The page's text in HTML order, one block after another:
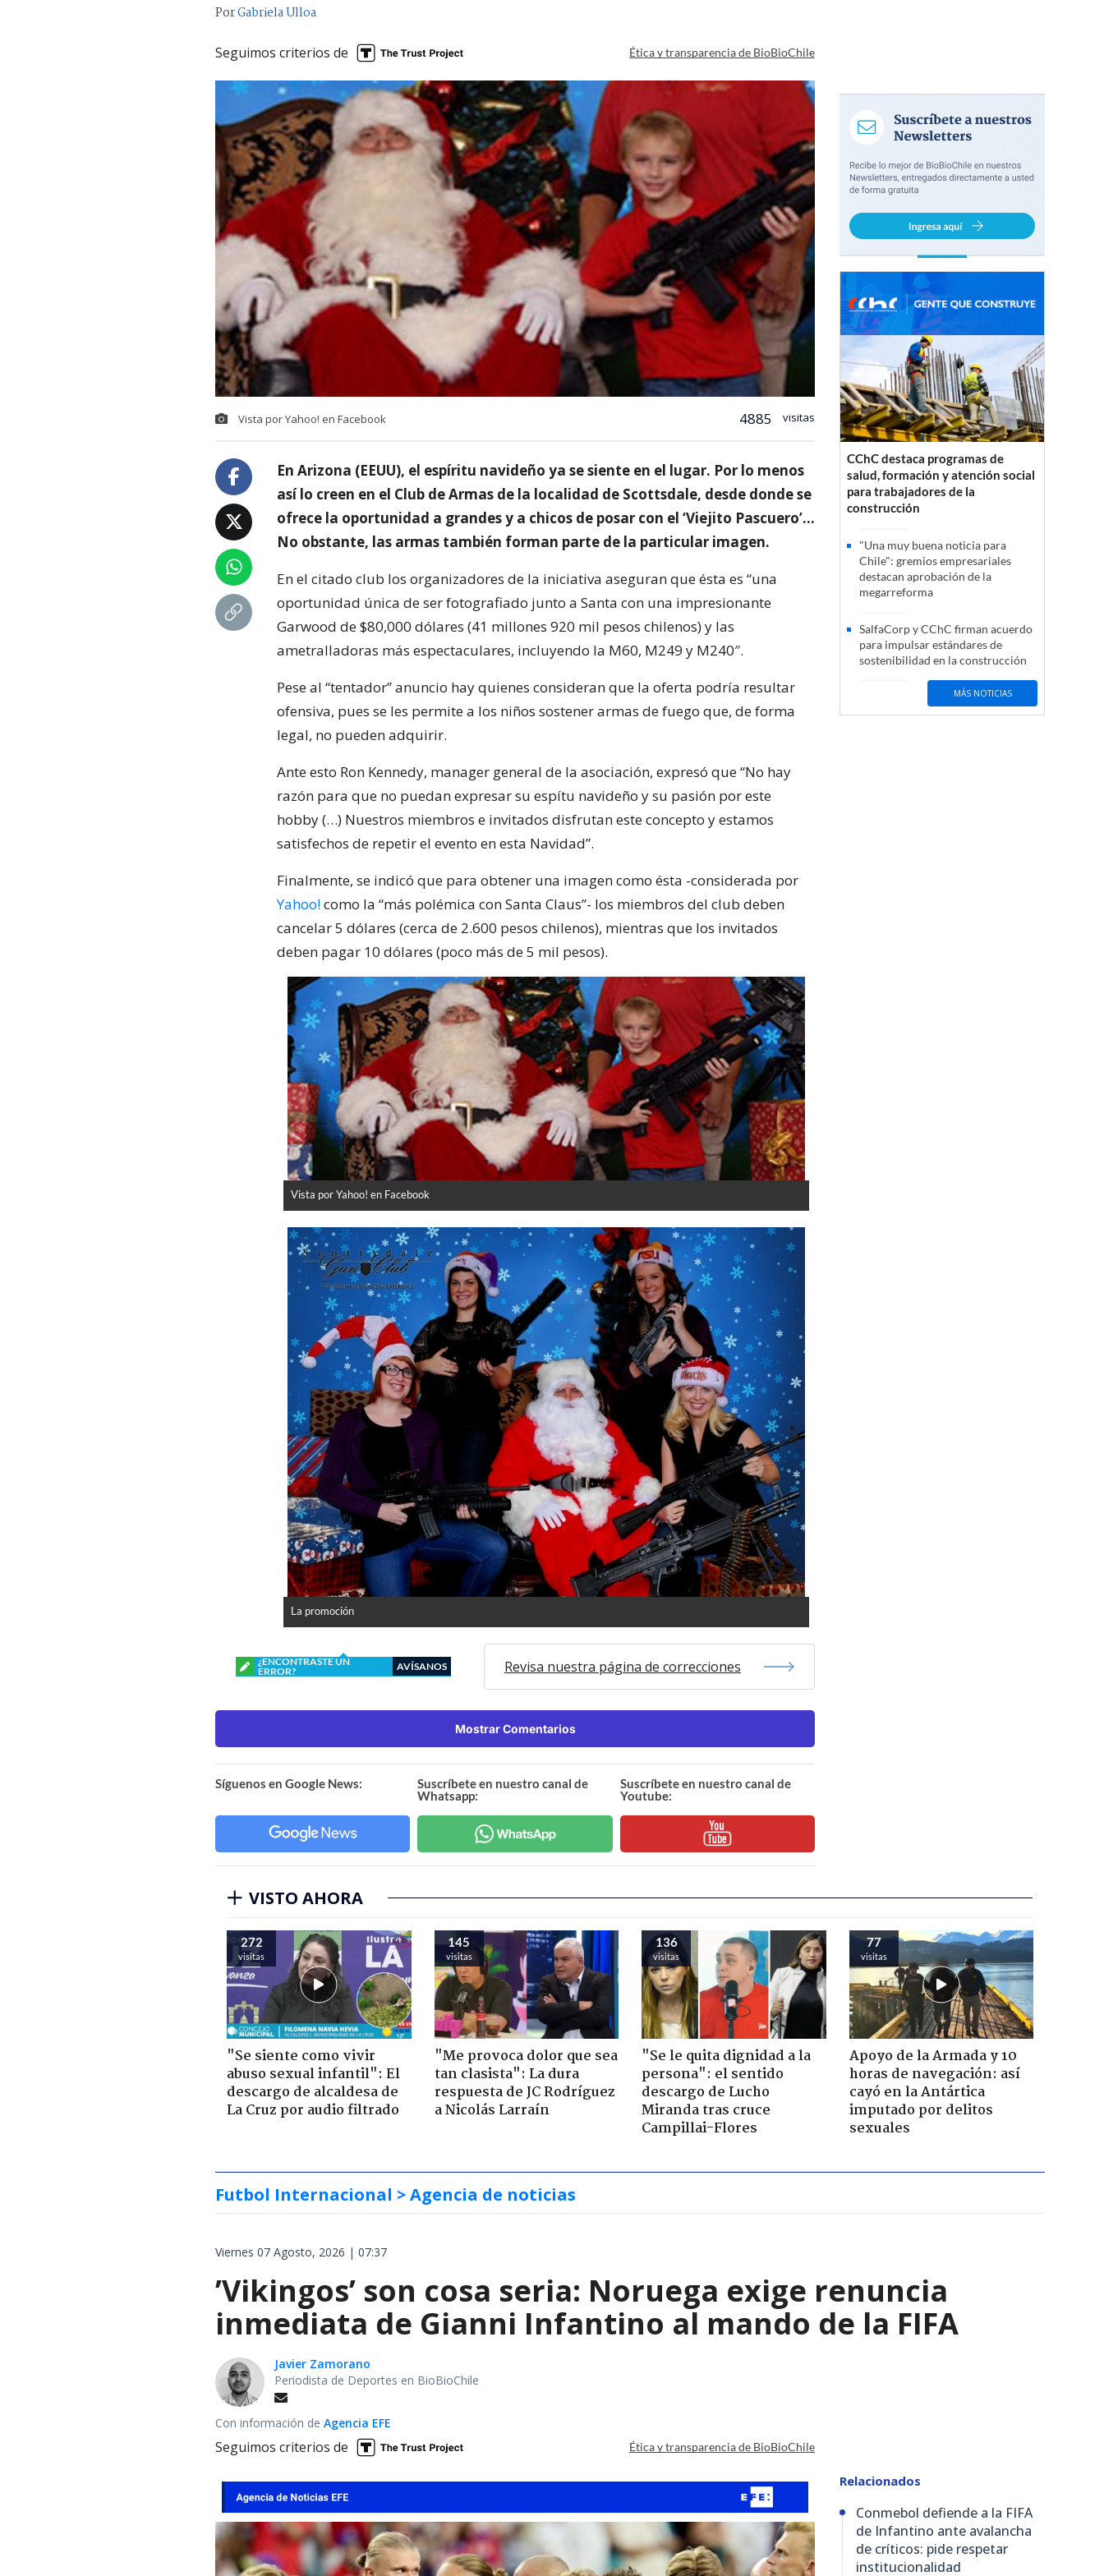
PorGabriela Ulloa
Seguimos criterios de Ética y transparencia de BioBioChile
Vista por Yahoo! en Facebook 4885 visitas
En Arizona (EEUU), el espíritu navideño ya se siente en el lugar. Por lo menos
así lo creen en el Club de Armas de la localidad de Scottsdale, desde donde se
ofrece la oportunidad a grandes y a chicos de posar con el ‘Viejito Pascuero’…
No obstante, las armas también forman parte de la particular imagen.
En el citado club los organizadores de la iniciativa aseguran que ésta es “una
oportunidad única de ser fotografiado junto a Santa con una impresionante
Garwood de $80,000 dólares (41 millones 920 mil pesos chilenos) y las
ametralladoras más espectaculares, incluyendo la M60, M249 y M240″.
Pese al “tentador” anuncio hay quienes consideran que la oferta podría resultar
ofensiva, pues se les permite a los niños sostener armas de fuego que, de forma
legal, no pueden adquirir.
Ante esto Ron Kennedy, manager general de la asociación, expresó que “No hay
razón para que no puedan expresar su espítu navideño y su pasión por este
hobby (…) Nuestros miembros e invitados disfrutan este concepto y estamos
satisfechos de repetir el evento en esta Navidad”.
Finalmente, se indicó que para obtener una imagen como ésta -considerada por
Yahoo!como la “más polémica con Santa Claus”- los miembros del club deben
cancelar 5 dólares (cerca de 2.600 pesos chilenos), mientras que los invitados
deben pagar 10 dólares (poco más de 5 mil pesos).
Vista por Yahoo! en Facebook
La promoción
¿ENCONTRASTE UN
ERROR?
AVÍSANOS Revisa nuestra página de correcciones
Mostrar Comentarios
Síguenos en Google News:
Suscríbete en nuestro canal de
Whatsapp:
Suscríbete en nuestro canal de
Youtube:
CChC destaca programas de
salud, formación y atención social
para trabajadores de la
construcción
"Una muy buena noticia para
Chile": gremios empresariales
destacan aprobación de la
megarreforma
SalfaCorp y CChC firman acuerdo
para impulsar estándares de
sostenibilidad en la construcción
MÁS NOTICIAS
VISTO AHORA
272
visitas
"Se siente como vivir
abuso sexual infantil": El
descargo de alcaldesa de
La Cruz por audio filtrado
145
visitas
"Me provoca dolor que sea
tan clasista": La dura
respuesta de JC Rodríguez
a Nicolás Larraín
136
visitas
"Se le quita dignidad a la
persona": el sentido
descargo de Lucho
Miranda tras cruce
Campillai-Flores
77
visitas
Apoyo de la Armada y 10
horas de navegación: así
cayó en la Antártica
imputado por delitos
sexuales
Futbol Internacional > Agencia de noticias
Viernes 07 Agosto, 2026 | 07:37
’Vikingos’ son cosa seria: Noruega exige renuncia
inmediata de Gianni Infantino al mando de la FIFA
Javier Zamorano
Periodista de Deportes en BioBioChile
Con información de Agencia EFE
Seguimos criterios de Ética y transparencia de BioBioChile
Relacionados
Conmebol defiende a la FIFA
de Infantino ante avalancha
de críticos: pide respetar
institucionalidad